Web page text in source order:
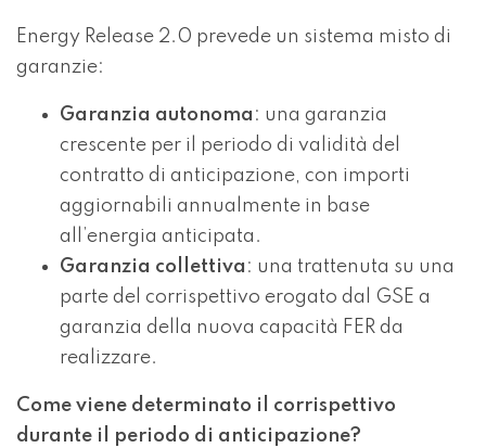
Energy Release 2.0 prevede un sistema misto di
garanzie:
Garanzia autonoma : una garanzia
crescente per il periodo di validità del
contratto di anticipazione, con importi
aggiornabili annualmente in base
all’energia anticipata.
Garanzia collettiva : una trattenuta su una
parte del corrispettivo erogato dal GSE a
garanzia della nuova capacità FER da
realizzare.
Come viene determinato il corrispettivo
durante il periodo di anticipazione?